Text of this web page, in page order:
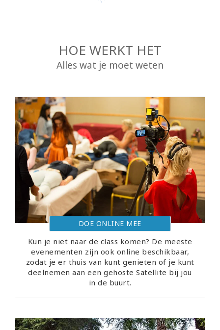
HOE WERKT HET
Alles wat je moet weten
DOE ONLINE MEE
Kun je niet naar de class komen? De meeste
evenementen zijn ook online beschikbaar,
zodat je er thuis van kunt genieten of je kunt
deelnemen aan een gehoste Satellite bij jou
in de buurt.